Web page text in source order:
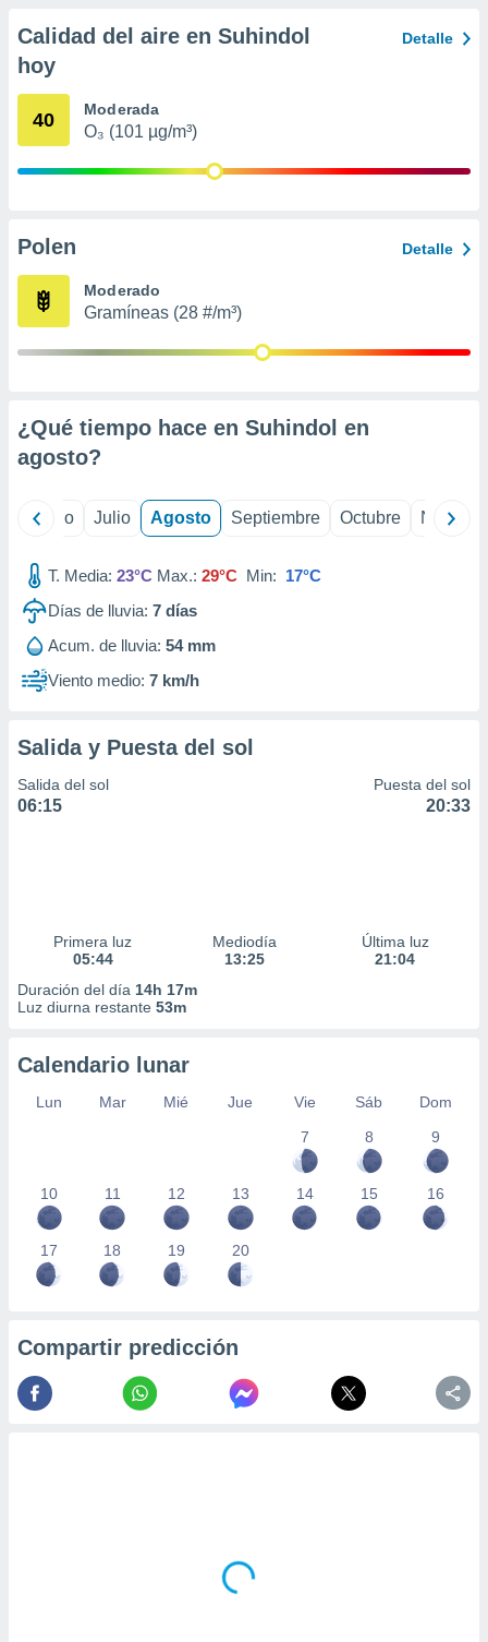
e
mediante
publicidad
de
Calidad del aire en Suhindol
hoy
Detalle
40 Moderada
O₃ (101 µg/m³)
Polen Detalle
Moderado
Gramíneas (28 #/m³)
¿Qué tiempo hace en Suhindol en
agosto?
Junio Julio Agosto Septiembre Octubre
T. Media: 23°C Max.: 29°C Min: 17°C
Días de lluvia: 7 días
Acum. de lluvia: 54 mm
Viento medio: 7 km/h
Salida y Puesta del sol
Salida del sol
06:15
Puesta del sol
20:33
Primera luz
05:44
Mediodía
13:25
Última luz
21:04
Duración del día 14h 17m
Luz diurna restante 53m
Calendario lunar
Lun Mar Mié Jue Vie Sáb
Dom
7
8 9
10 11 12 13 14 15 16
17 18 19 20
Compartir predicción